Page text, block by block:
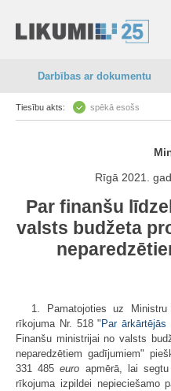
Darbības ar dokumentu
Tiesību akts: spēkā esošs
Rīgā 2021.
Par finanšu
valsts budžeta
1. Pamatojoties uz
rīkojuma Nr. 518 " Par
Finanšu ministrijai no valsts
neparedzētiem gadījumiem"
331 485euro apmērā, lai
rīkojuma izpildei nepieciešamo